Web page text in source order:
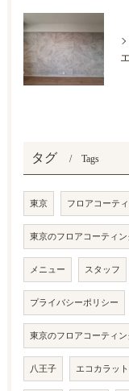
タグ Tags
東京 フロアコーテ
東京のフロアコーティ
メニュー スタッフ
プライバシーポリシー
東京のフロアコーティ
八王子 エコカラット